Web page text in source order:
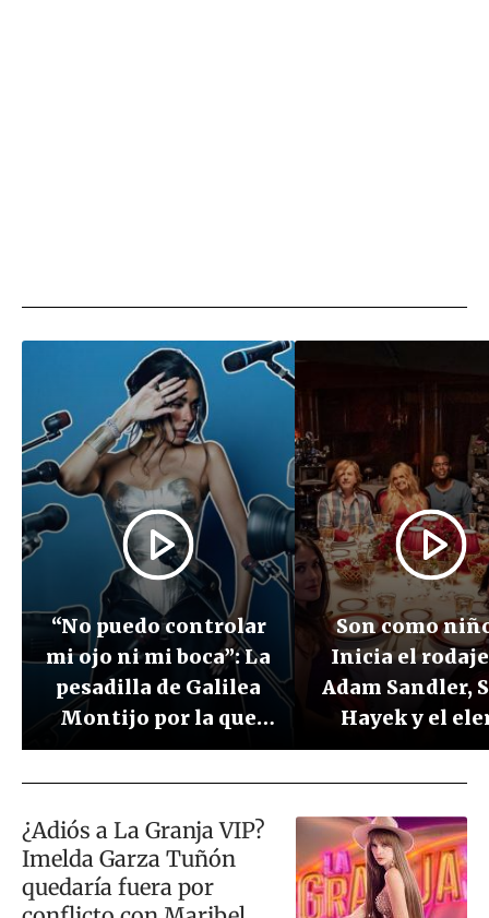
“No puedo controlar
mi ojo ni mi boca”: La
pesadilla de Galilea
Montijo por la que
sufrió quemaduras de
segundo y tercer
Son como
Inicia el
Adam Sandler,
Hayek y el
original
¿Adiós a La Granja VIP?
Imelda Garza Tuñón
quedaría fuera por